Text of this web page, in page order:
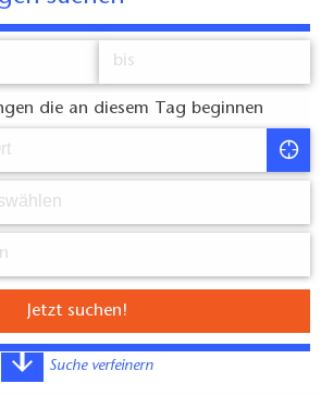
die an diesem Tag beginnen
Jetzt suchen!
Suche verfeinern